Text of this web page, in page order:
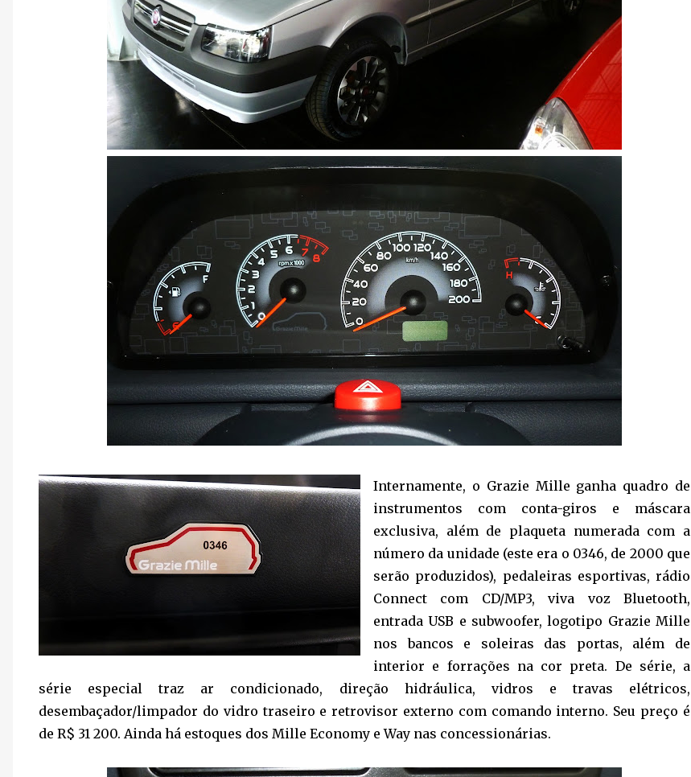
Internamente, o Grazie Mille ganha quadro de
instrumentos com conta-giros e máscara
exclusiva, além de plaqueta numerada com a
número da unidade (este era o 0346, de 2000 que
serão produzidos), pedaleiras esportivas, rádio
Connect com CD/MP3, viva voz Bluetooth,
entrada USB e subwoofer, logotipo Grazie Mille
nos bancos e soleiras das portas, além de
interior e forrações na cor preta. De série, a
série especial traz ar condicionado, direção hidráulica, vidros e travas elétricos,
desembaçador/limpador do vidro traseiro e retrovisor externo com comando interno. Seu preço é
de R$ 31 200. Ainda há estoques dos Mille Economy e Way nas concessionárias.